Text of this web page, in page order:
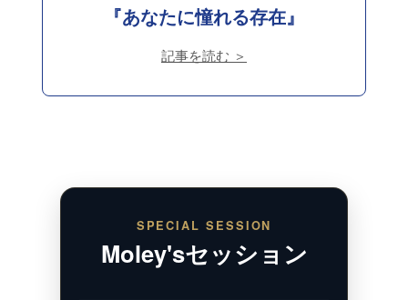
『あなたに憧れる存在』
記事を読む ＞
SPECIAL SESSION
Moley'sセッション